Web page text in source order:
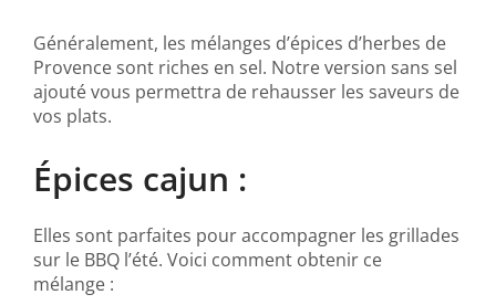
Généralement, les mélanges d’épices d’herbes de
Provence sont riches en sel. Notre version sans sel
ajouté vous permettra de rehausser les saveurs de
vos plats.
Épices cajun :
Elles sont parfaites pour accompagner les grillades
sur le BBQ l’été. Voici comment obtenir ce
mélange :